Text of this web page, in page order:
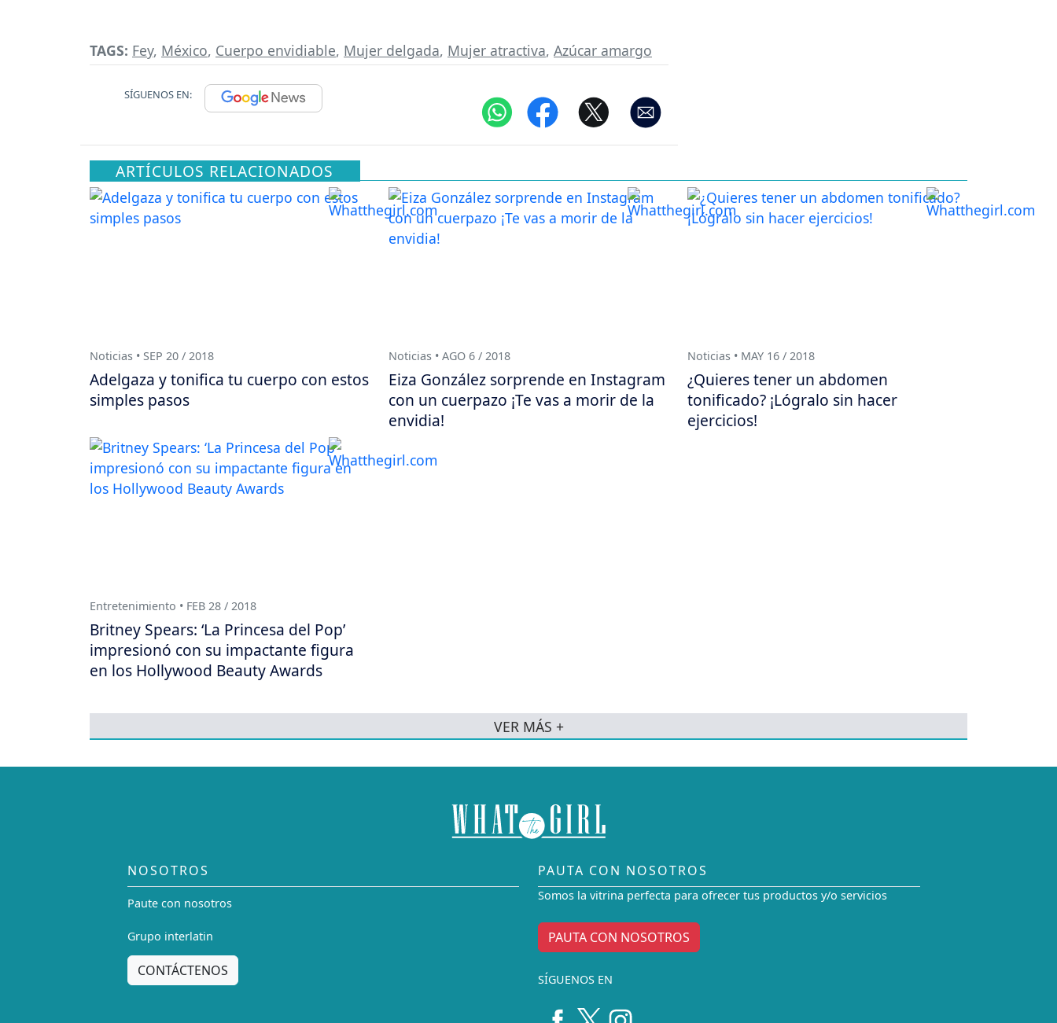
TAGS: Fey, México, Cuerpo envidiable, Mujer delgada, Mujer atractiva, Azúcar amargo
SÍGUENOS EN:
ARTÍCULOS RELACIONADOS
Noticias • SEP 20 / 2018
Adelgaza y tonifica tu cuerpo con estos
simples pasos
Noticias • AGO 6 / 2018
Eiza González sorprende en Instagram
con un cuerpazo ¡Te vas a morir de la
envidia!
Noticias • MAY 16 / 2018
¿Quieres tener un abdomen
tonificado? ¡Lógralo sin hacer
ejercicios!
Entretenimiento • FEB 28 / 2018
Britney Spears: ‘La Princesa del Pop’
impresionó con su impactante figura
en los Hollywood Beauty Awards
VER MÁS +
NOSOTROS
Paute con nosotros
Grupo interlatin
CONTÁCTENOS
PAUTA CON NOSOTROS
Somos la vitrina perfecta para ofrecer tus productos y/o servicios
PAUTA CON NOSOTROS
SÍGUENOS EN